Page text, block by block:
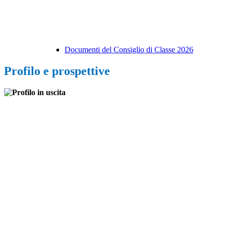
Documenti del Consiglio di Classe 2026
Profilo e prospettive